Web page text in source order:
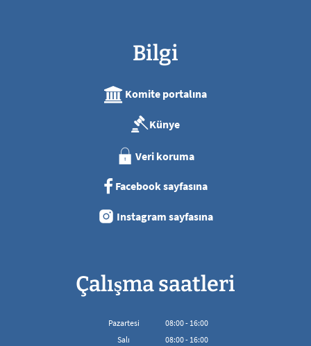
Bilgi
Komite portalına
Künye
Veri koruma
Facebook sayfasına
Instagram sayfasına
Çalışma saatleri
Pazartesi 08:00- 16:00
08:00'den 16:00'ya kadar
Salı 08:00- 16:00